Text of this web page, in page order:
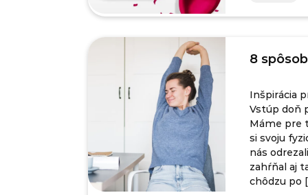
8
Inšpirácia
Vstúp doň
Máme pre
si svoju
nás
zahŕňal aj
chôdzu po